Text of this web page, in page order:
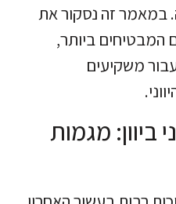
במאמר זה נסקור את
המבטיחים ביותר,
משקיעים
מגמות